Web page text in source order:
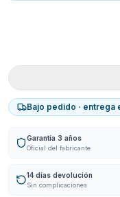
Bajo pedido ·
Garantía 3 años
Oficial del fabricante
14 días devolución
Sin complicaciones